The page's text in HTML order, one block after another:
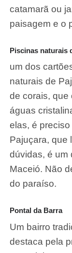
catamarã ou
paisagem e o
Piscinas naturais
um dos
naturais de
de corais, que
águas
elas, é
Pajuçara, que
dúvidas, é um
Maceió. Não
do paraíso.
Pontal da Barra
Um bairro
destaca pela